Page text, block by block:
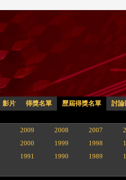
影片 得獎名單 歷屆得獎名單 討論
2009 2008 2007
2000 1999 1998
1991 1990 1989